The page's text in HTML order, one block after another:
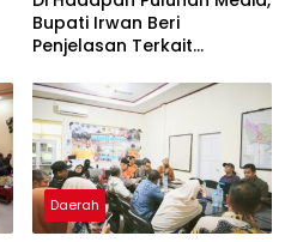
Bupati Irwan Beri
Penjelasan Terkait
Daerah